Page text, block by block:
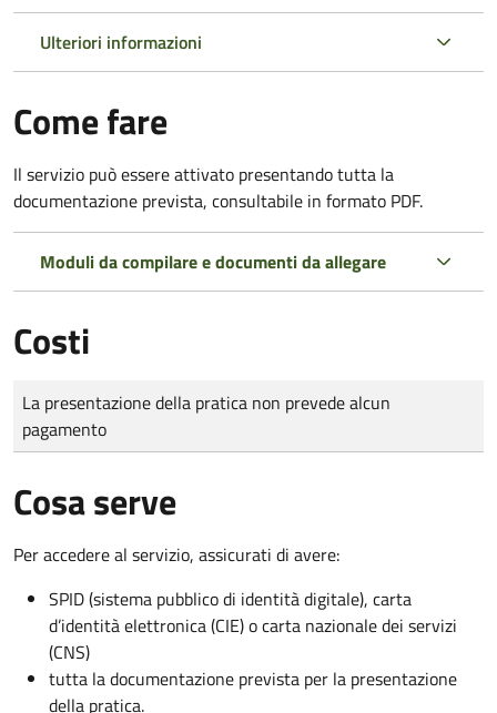
Ulteriori informazioni
Come fare
Il servizio può essere attivato presentando tutta la
documentazione prevista, consultabile in formato PDF.
Moduli da compilare e documenti da allegare
Costi
Tipo di pagamento
Importo
La presentazione della pratica non prevede alcun
pagamento
Cosa serve
Per accedere al servizio, assicurati di avere:
SPID (sistema pubblico di identità digitale), carta
d’identità elettronica (CIE) o carta nazionale dei servizi
(CNS)
tutta la documentazione prevista per la presentazione
della pratica.